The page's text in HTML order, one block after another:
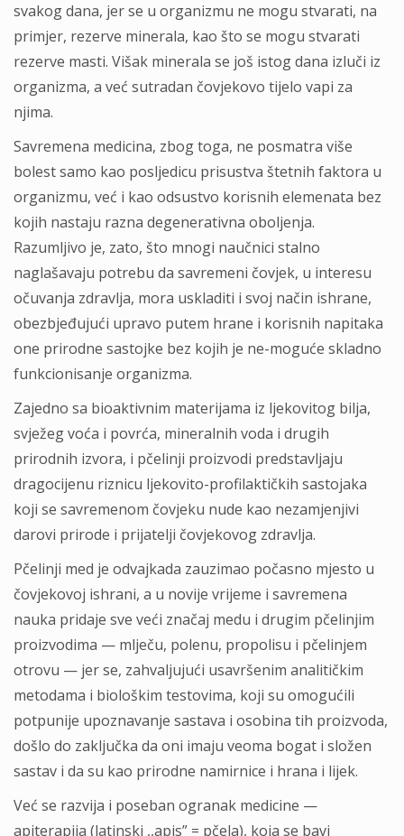
svakog dana, jer se u organizmu ne mogu stvarati, na
primjer, rezerve minerala, kao što se mogu stvarati
rezerve masti. Višak minerala se još istog dana izluči iz
organizma, a već sutradan čovjekovo tijelo vapi za
njima.
Savremena medicina, zbog toga, ne posmatra više
bolest samo kao posljedicu prisustva štetnih faktora u
organizmu, već i kao odsustvo korisnih elemenata bez
kojih nastaju razna degenerativna oboljenja.
Razumljivo je, zato, što mnogi naučnici stalno
naglašavaju potrebu da savremeni čovjek, u interesu
očuvanja zdravlja, mora uskladiti i svoj način ishrane,
obezbjeđujući upravo putem hrane i korisnih napitaka
one prirodne sastojke bez kojih je ne-moguće skladno
funkcionisanje organizma.
Zajedno sa bioaktivnim materijama iz ljekovitog bilja,
svježeg voća i povrća, mineralnih voda i drugih
prirodnih izvora, i pčelinji proizvodi predstavljaju
dragocijenu riznicu ljekovito-profilaktičkih sastojaka
koji se savremenom čovjeku nude kao nezamjenjivi
darovi prirode i prijatelji čovjekovog zdravlja.
Pčelinji med je odvajkada zauzimao počasno mjesto u
čovjekovoj ishrani, a u novije vrijeme i savremena
nauka pridaje sve veći značaj medu i drugim pčelinjim
proizvodima — mlječu, polenu, propolisu i pčelinjem
otrovu — jer se, zahvaljujući usavršenim analitičkim
metodama i biološkim testovima, koji su omogućili
potpunije upoznavanje sastava i osobina tih proizvoda,
došlo do zaključka da oni imaju veoma bogat i složen
sastav i da su kao prirodne namirnice i hrana i lijek.
Već se razvija i poseban ogranak medicine —
apiterapija (latinski ,,apis” = pčela), koja se bavi